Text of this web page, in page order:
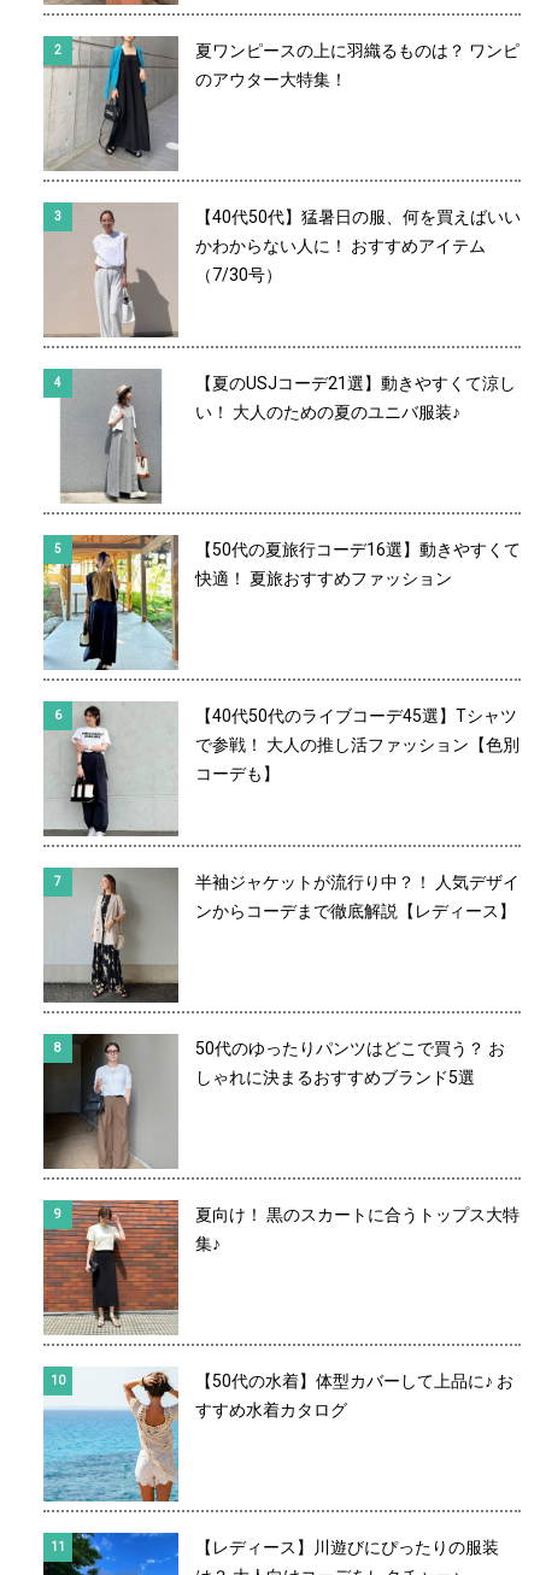
夏ワンピースの上に羽織るものは？ ワンピ
のアウター大特集！
【40代50代】猛暑日の服、何を買えばいい
かわからない人に！ おすすめアイテム
（7/30号）
【夏のUSJコーデ21選】動きやすくて涼し
い！ 大人のための夏のユニバ服装♪
【50代の夏旅行コーデ16選】動きやすくて
快適！ 夏旅おすすめファッション
【40代50代のライブコーデ45選】Tシャツ
で参戦！ 大人の推し活ファッション【色別
コーデも】
半袖ジャケットが流行り中？！ 人気デザイ
ンからコーデまで徹底解説【レディース】
50代のゆったりパンツはどこで買う？ お
しゃれに決まるおすすめブランド5選
夏向け！ 黒のスカートに合うトップス大特
集♪
【50代の水着】体型カバーして上品に♪ お
すすめ水着カタログ
【レディース】川遊びにぴったりの服装